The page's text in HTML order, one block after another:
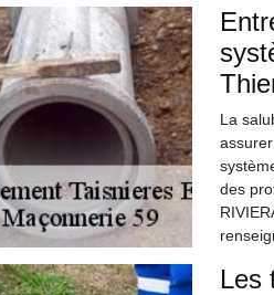
La
des
Les